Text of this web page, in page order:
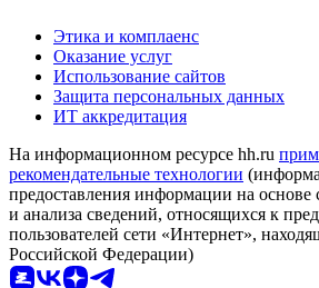
Этика и комплаенс
Оказание услуг
Использование сайтов
Защита персональных данных
ИТ аккредитация
На информационном ресурсе hh.ru
рекомендательные технологии
предоставления информации на основе
и анализа сведений, относящихся к
пользователей сети «Интернет»,
Российской Федерации)